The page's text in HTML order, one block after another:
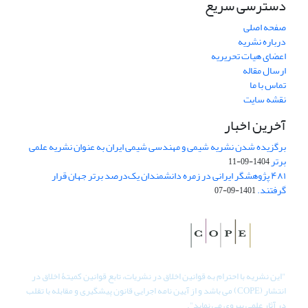
دسترسی سریع
صفحه اصلی
درباره نشریه
اعضای هیات تحریریه
ارسال مقاله
تماس با ما
نقشه سایت
آخرین اخبار
برگزیده شدن نشریه شیمی و مهندسی شیمی ایران به عنوان نشریه علمی
برتر1404-09-11
۴۸۱ پژوهشگر ایرانی در زمره دانشمندان یک‌درصد برتر جهان قرار
گرفتند.1401-09-07
"این نشریه با احترام به قوانین اخلاق در نشریات، تابع قوانین کمیتۀ اخلاق در
انتشار (COPE) می باشد و از آیین نامه اجرایی قانون پیشگیری و مقابله با تقلب